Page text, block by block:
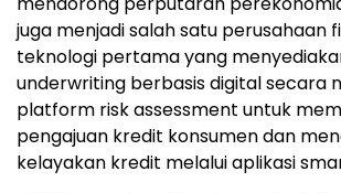
juga menjadi salah satu perusahaan
teknologi pertama yang
underwriting berbasis digital secara
platform risk assessment untuk
pengajuan kredit konsumen dan
kelayakan kredit melalui aplikasi